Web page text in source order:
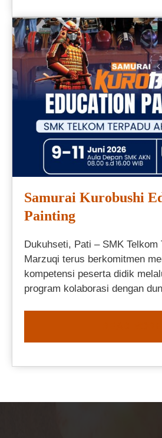
Samurai Kurobushi
Painting
Dukuhseti, Pati – SMK Telkom
Marzuqi terus berkomitmen
kompetensi peserta didik
program kolaborasi dengan